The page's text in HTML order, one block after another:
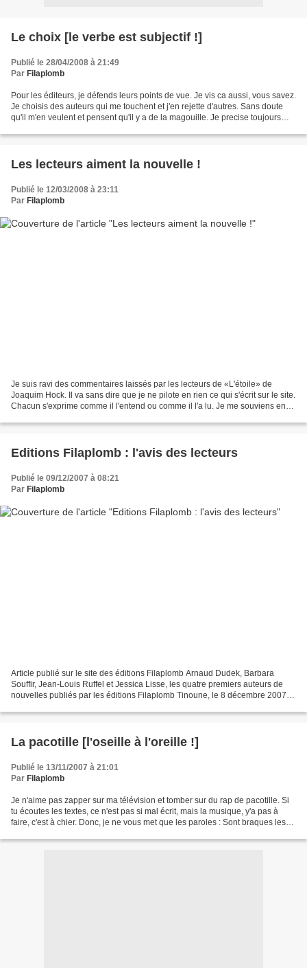
Le choix [le verbe est subjectif !]
Publié le 28/04/2008 à 21:49
Par Filaplomb
Pour les éditeurs, je défends leurs points de vue. Je vis ca aussi, vous savez.
Je choisis des auteurs qui me touchent et j'en rejette d'autres. Sans doute
qu'il m'en veulent et pensent qu'il y a de la magouille. Je precise toujours
Les lecteurs aiment la nouvelle !
Publié le 12/03/2008 à 23:11
Par Filaplomb
Je suis ravi des commentaires laissés par les lecteurs de «L'étoile» de
Joaquim Hock. Il va sans dire que je ne pilote en rien ce qui s'écrit sur le site.
Chacun s'exprime comme il l'entend ou comme il l'a lu. Je me souviens en
Editions Filaplomb : l'avis des lecteurs
Publié le 09/12/2007 à 08:21
Par Filaplomb
Article publié sur le site des éditions Filaplomb Arnaud Dudek, Barbara
Souffir, Jean-Louis Ruffel et Jessica Lisse, les quatre premiers auteurs de
nouvelles publiés par les éditions Filaplomb Tinoune, le 8 décembre 2007 [à
La pacotille [l'oseille à l'oreille !]
Publié le 13/11/2007 à 21:01
Par Filaplomb
Je n'aime pas zapper sur ma télévision et tomber sur du rap de pacotille. Si
tu écoutes les textes, ce n'est pas si mal écrit, mais la musique, y'a pas à
faire, c'est à chier. Donc, je ne vous met que les paroles : Sont braques les